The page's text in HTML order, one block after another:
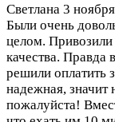
Светлана 3
Были очень
целом. Привозили
качества. Правда
решили оплатить
надежная, значит
пожалуйста!